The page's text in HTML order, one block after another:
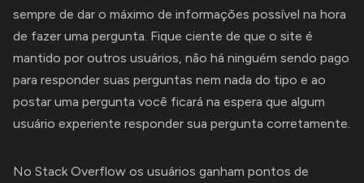
sempre de dar o máximo de informações possível na hora
de fazer uma pergunta. Fique ciente de que o site é
mantido por outros usuários, não há ninguém sendo pago
para responder suas perguntas nem nada do tipo e ao
postar uma pergunta você ficará na espera que algum
usuário experiente responder sua pergunta corretamente.
No Stack Overflow os usuários ganham pontos de